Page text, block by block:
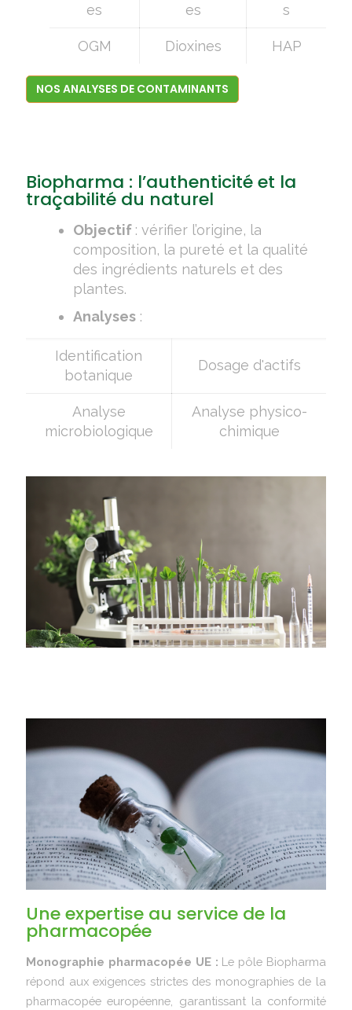
es
es
s
OGM Dioxines HAP
NOS ANALYSES DE CONTAMINANTS
Biopharma : l’authenticité et la
traçabilité du naturel
Objectif : vérifier l’origine, la
composition, la pureté et la qualité
des ingrédients naturels et des
plantes.
Analyses :
Identification
botanique
Dosage d'actifs
Analyse
microbiologique
Analyse physico-
chimique
Une expertise au service de la
pharmacopée
Monographie pharmacopée UE : Le pôle Biopharma
répond aux exigences strictes des monographies de la
pharmacopée européenne, garantissant la conformité